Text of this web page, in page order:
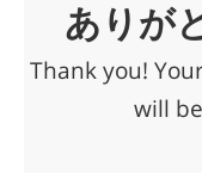
ありが
Thank you!
will